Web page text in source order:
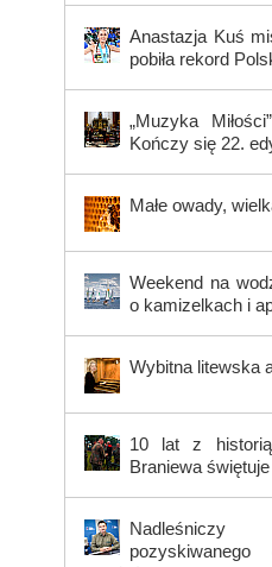
Anastazja Kuś
pobiła rekord
„Muzyka
Kończy się 22.
Małe owady,
Weekend na
o kamizelkach i
Wybitna litewska
10 lat z
Braniewa